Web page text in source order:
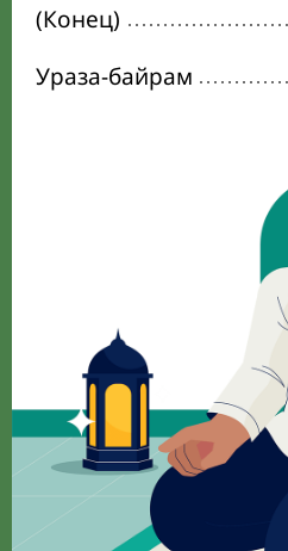
(Конец)
Ураза-байрам